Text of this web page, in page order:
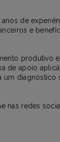
de
e
produtivo
de apoio
um diagnóstico
nas redes